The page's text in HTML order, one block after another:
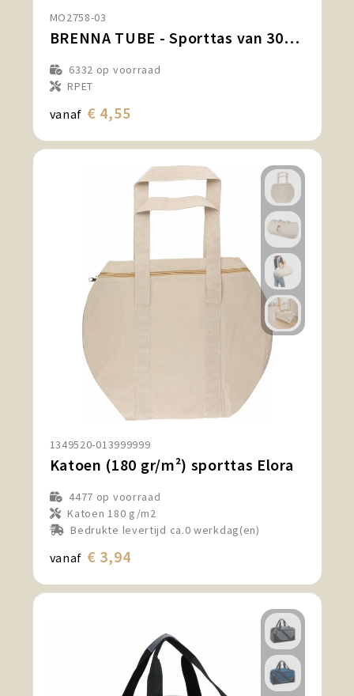
MO2758-03
BRENNA TUBE - Sporttas van 300D RPET
6332 op voorraad
RPET
vanaf € 4,55
1349520-013999999
Katoen (180 gr/m²) sporttas Elora
4477 op voorraad
Katoen 180 g/m2
Bedrukte levertijd ca.0 werkdag(en)
vanaf € 3,94